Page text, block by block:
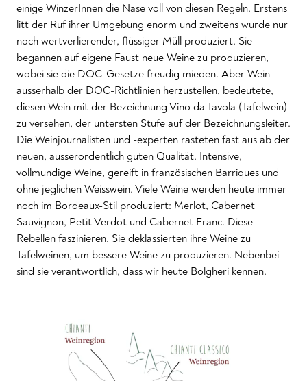
einige WinzerInnen die Nase voll von diesen Regeln. Erstens
litt der Ruf ihrer Umgebung enorm und zweitens wurde nur
noch wertverlierender, flüssiger Müll produziert. Sie
begannen auf eigene Faust neue Weine zu produzieren,
wobei sie die DOC-Gesetze freudig mieden. Aber Wein
ausserhalb der DOC-Richtlinien herzustellen, bedeutete,
diesen Wein mit der Bezeichnung Vino da Tavola (Tafelwein)
zu versehen, der untersten Stufe auf der Bezeichnungsleiter.
Die Weinjournalisten und -experten rasteten fast aus ab der
neuen, ausserordentlich guten Qualität. Intensive,
vollmundige Weine, gereift in französischen Barriques und
ohne jeglichen Weisswein. Viele Weine werden heute immer
noch im Bordeaux-Stil produziert: Merlot, Cabernet
Sauvignon, Petit Verdot und Cabernet Franc. Diese
Rebellen faszinieren. Sie deklassierten ihre Weine zu
Tafelweinen, um bessere Weine zu produzieren. Nebenbei
sind sie verantwortlich, dass wir heute Bolgheri kennen.